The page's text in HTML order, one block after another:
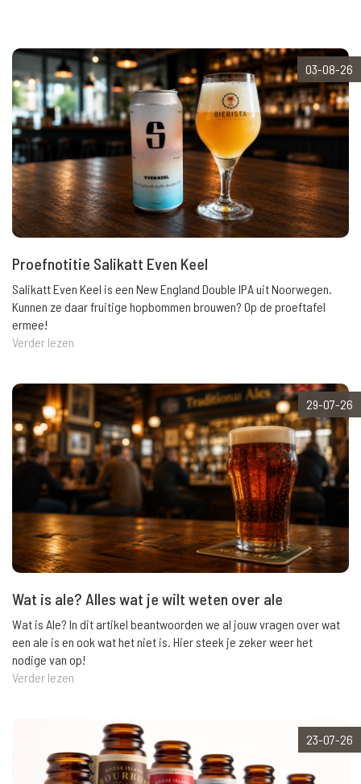
03-08-26
Proefnotitie Salikatt Even Keel
Salikatt Even Keel is een New England Double IPA uit Noorwegen.
Kunnen ze daar fruitige hopbommen brouwen? Op de proeftafel
ermee!
Verder lezen
29-07-26
Wat is ale? Alles wat je wilt weten over ale
Wat is Ale? In dit artikel beantwoorden we al jouw vragen over wat
een ale is en ook wat het niet is. Hier steek je zeker weer het
nodige van op!
Verder lezen
23-07-26